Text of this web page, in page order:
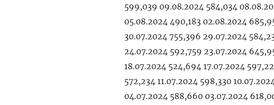
599,039 09.08.2024 584,034
05.08.2024 490,183 02.08.2024
30.07.2024 755,396 29.07.2024
24.07.2024 592,759 23.07.2024
18.07.2024 524,694 17.07.2024
572,234 11.07.2024 598,330
04.07.2024 588,660 03.07.2024